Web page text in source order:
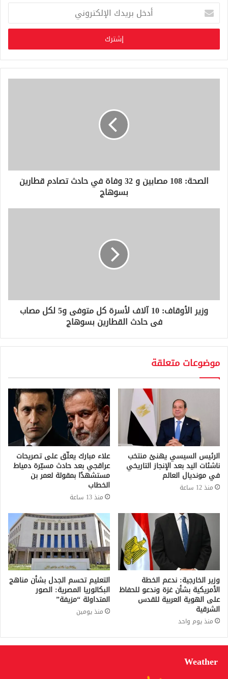
خ
ب
ر
ي
د
ر
الصحة: 108 مصابين و 32 وفاة في حادث تصادم قطارين
بسوهاج
وزير الأوقاف: 10 آلاف لأسرة كل متوفى و5 لكل مصاب
فى حادث القطارين بسوهاج
موضوعات متعلقة
الرئيس السيسي يهنئ منتخب
ناشئات اليد بعد الإنجاز التاريخي
في مونديال العالم
منذ 12 ساعة
علاء مبارك يعلّق على تصريحات
عراقجي بعد حادث مسيّرة دمياط
مستشهدًا بمقولة لعمر بن
الخطاب
منذ 13 ساعة
وزير الخارجية: ندعم الخطة
الأمريكية بشأن غزة وندعو للحفاظ
على الهوية العربية للقدس
الشرقية
منذ يوم واحد
التعليم تحسم الجدل بشأن مناهج
البكالوريا المصرية: الصور
المتداولة “مزيفة”
منذ يومين
Weather